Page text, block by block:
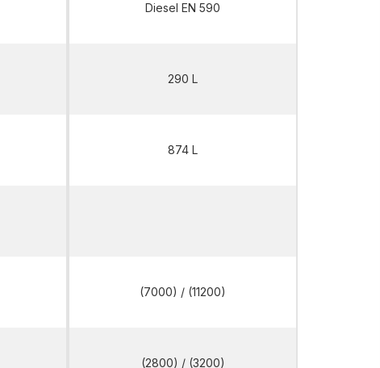
Diesel EN 590
290 L
874 L
(7000) / (11200)
(2800) / (3200)